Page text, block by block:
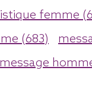
femme
(683)